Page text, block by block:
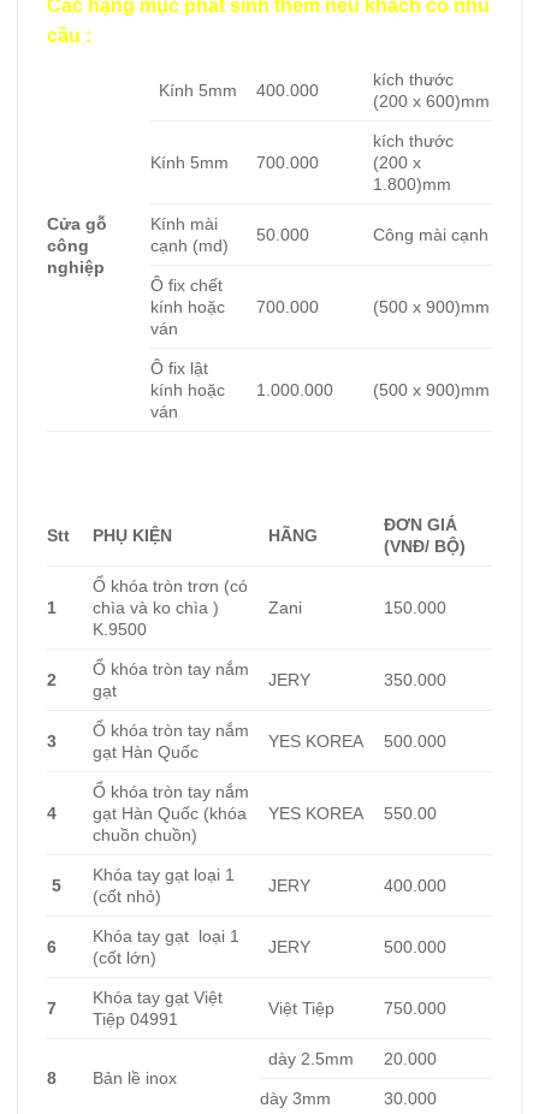
Các hạng mục phát sinh thêm nếu khách có nhu
cầu :
Cửa gỗ
công
nghiệp
Kính 5mm 400.000
kích thước
(200 x 600)mm
Kính 5mm 700.000
kích thước
(200 x
1.800)mm
Kính mài
cạnh (md)
50.000 Công mài cạnh
Ô fix chết
kính hoặc
ván
700.000 (500 x 900)mm
Ô fix lật
kính hoặc
ván
1.000.000 (500 x 900)mm
Stt PHỤ KIỆN HÃNG
ĐƠN GIÁ
(VNĐ/ BỘ)
1
Ổ khóa tròn trơn (có
chìa và ko chìa )
K.9500
Zani 150.000
2
Ổ khóa tròn tay nắm
gạt
JERY 350.000
3
Ổ khóa tròn tay nắm
gạt Hàn Quốc
YES KOREA 500.000
4
Ổ khóa tròn tay nắm
gạt Hàn Quốc (khóa
chuồn chuồn)
YES KOREA 550.00
5
Khóa tay gạt loại 1
(cốt nhỏ)
JERY 400.000
6
Khóa tay gạt loại 1
(cốt lớn)
JERY 500.000
7
Khóa tay gạt Việt
Tiệp 04991
Việt Tiệp 750.000
8 Bản lề inox
dày 2.5mm 20.000
dày 3mm 30.000